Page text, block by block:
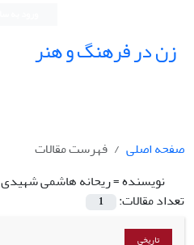
زن در فرهنگ و هنر
صفحه اصلی
فهرست مقالات
نویسنده =ریحانه هاشمی شهیدی
تعداد مقالات:
1
تاریخی